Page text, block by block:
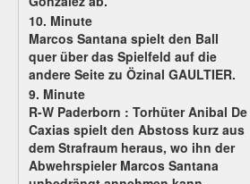
10. Minute
Marcos Santana spielt den Ball
quer über das Spielfeld auf die
andere Seite zu Özinal GAULTIER.
9. Minute
R-W Paderborn : Torhüter Anibal De
Caxias spielt den Abstoss kurz aus
dem Strafraum heraus, wo ihn der
Abwehrspieler Marcos Santana